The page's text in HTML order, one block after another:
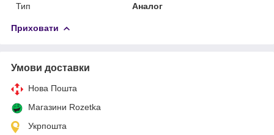
Тип
Аналог
Приховати
Умови доставки
Нова Пошта
Магазини Rozetka
Укрпошта